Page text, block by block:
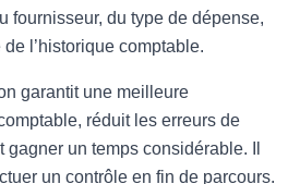
fournisseur, du type de dépense,
l’historique comptable.
garantit une meilleure
réduit les erreurs de
un temps considérable. Il
un contrôle en fin de parcours.